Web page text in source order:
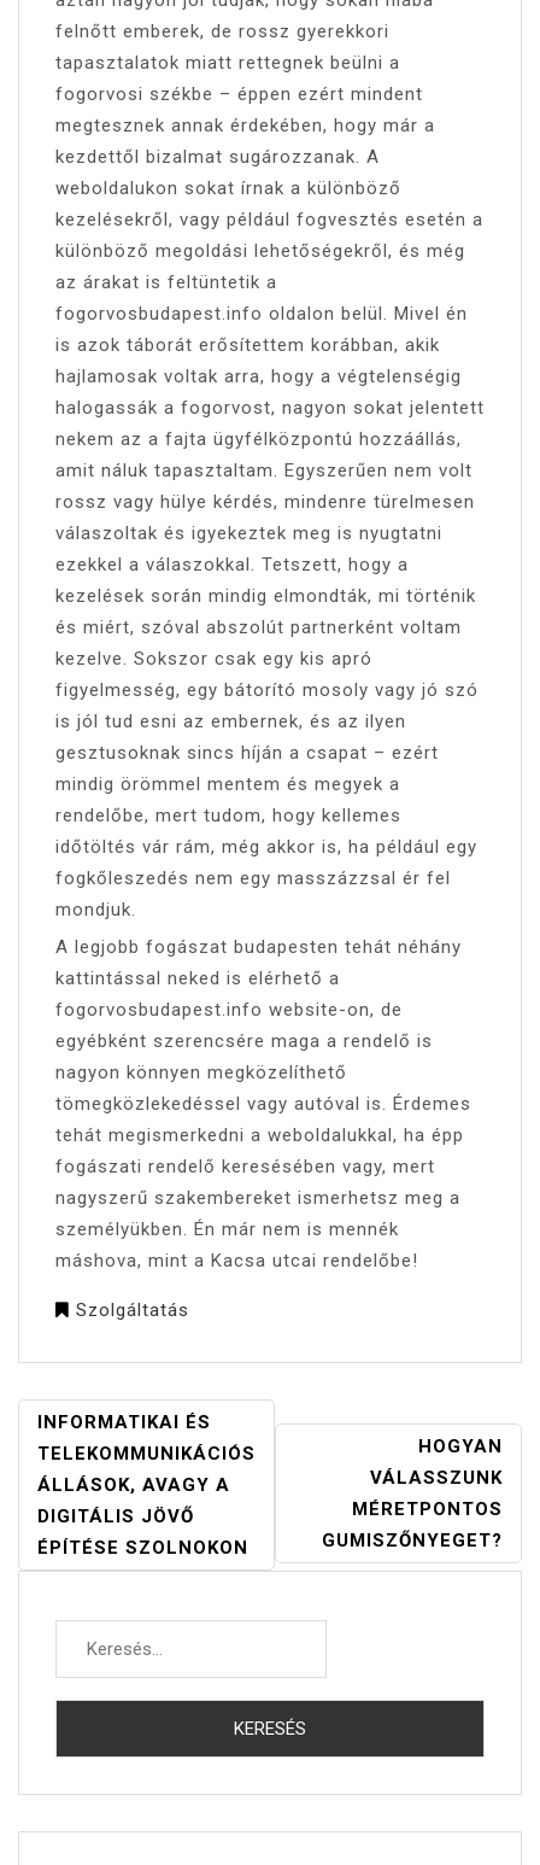
felnőtt emberek, de rossz gyerekkori
tapasztalatok miatt rettegnek beülni a
fogorvosi székbe – éppen ezért mindent
megtesznek annak érdekében, hogy már a
kezdettől bizalmat sugározzanak. A
weboldalukon sokat írnak a különböző
kezelésekről, vagy például fogvesztés esetén a
különböző megoldási lehetőségekről, és még
az árakat is feltüntetik a
fogorvosbudapest.info oldalon belül. Mivel én
is azok táborát erősítettem korábban, akik
hajlamosak voltak arra, hogy a végtelenségig
halogassák a fogorvost, nagyon sokat jelentett
nekem az a fajta ügyfélközpontú hozzáállás,
amit náluk tapasztaltam. Egyszerűen nem volt
rossz vagy hülye kérdés, mindenre türelmesen
válaszoltak és igyekeztek meg is nyugtatni
ezekkel a válaszokkal. Tetszett, hogy a
kezelések során mindig elmondták, mi történik
és miért, szóval abszolút partnerként voltam
kezelve. Sokszor csak egy kis apró
figyelmesség, egy bátorító mosoly vagy jó szó
is jól tud esni az embernek, és az ilyen
gesztusoknak sincs híján a csapat – ezért
mindig örömmel mentem és megyek a
rendelőbe, mert tudom, hogy kellemes
időtöltés vár rám, még akkor is, ha például egy
fogkőleszedés nem egy masszázzsal ér fel
mondjuk.
A legjobb fogászat budapesten tehát néhány
kattintással neked is elérhető a
fogorvosbudapest.info website-on, de
egyébként szerencsére maga a rendelő is
nagyon könnyen megközelíthető
tömegközlekedéssel vagy autóval is. Érdemes
tehát megismerkedni a weboldalukkal, ha épp
fogászati rendelő keresésében vagy, mert
nagyszerű szakembereket ismerhetsz meg a
személyükben. Én már nem is mennék
máshova, mint a Kacsa utcai rendelőbe!
Szolgáltatás
BEJEGYZÉS
NAVIGÁCIÓ
INFORMATIKAI ÉS
TELEKOMMUNIKÁCIÓS
ÁLLÁSOK, AVAGY A
DIGITÁLIS JÖVŐ
ÉPÍTÉSE SZOLNOKON
HOGYAN
VÁLASSZUNK
MÉRETPONTOS
GUMISZŐNYEGET?
Keresés: